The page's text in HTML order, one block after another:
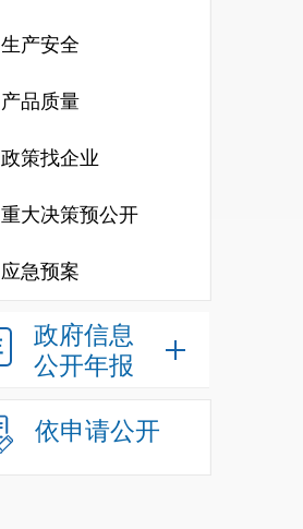
生产安全
产品质量
政策找企业
重大决策预公开
应急预案
政府信息
公开年报
依申请公开